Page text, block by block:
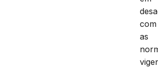
com
as